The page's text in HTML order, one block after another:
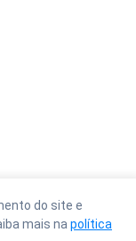
do site e
mais na política